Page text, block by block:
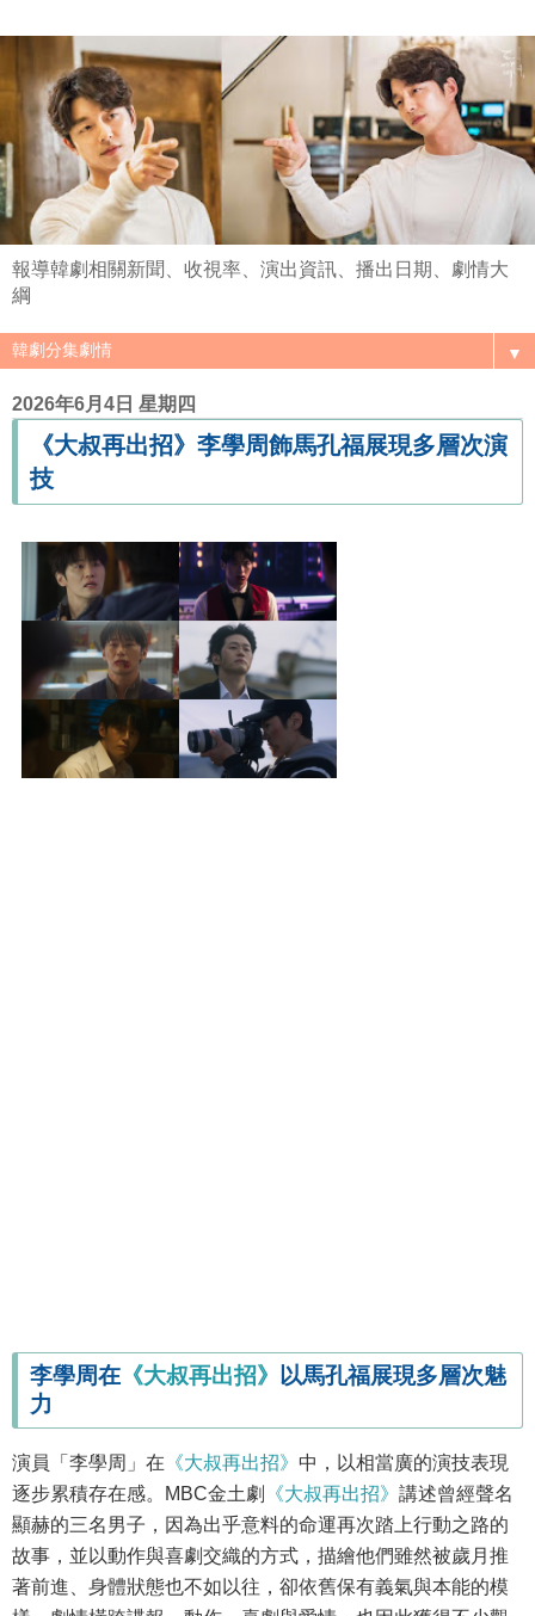
報導韓劇相關新聞、收視率、演出資訊、播出日期、劇情大
綱
▼
2026年6月4日 星期四
《大叔再出招》李學周飾馬孔福展現多層次演
技
李學周在 《大叔再出招》
以馬孔福展現多層次魅
力
演員「李學周」在 《大叔再出招》 中，以相當廣的演技表現
逐步累積存在感。MBC金土劇
《大叔再出招》 講述曾經聲名
顯赫的三名男子，因為出乎意料的命運再次踏上行動之路的
故事，並以動作與喜劇交織的方式，描繪他們雖然被歲月推
著前進、身體狀態也不如以往，卻依舊保有義氣與本能的模